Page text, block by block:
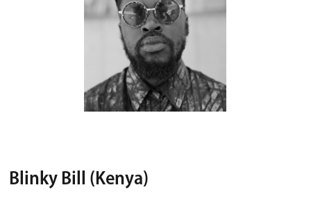
Blinky Bill (Kenya)